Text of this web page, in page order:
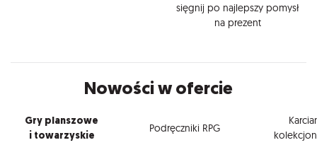
sięgnij po najlepszy pomysł
na prezent
Nowości w ofercie
Gry planszowe
i towarzyskie
Podręczniki RPG